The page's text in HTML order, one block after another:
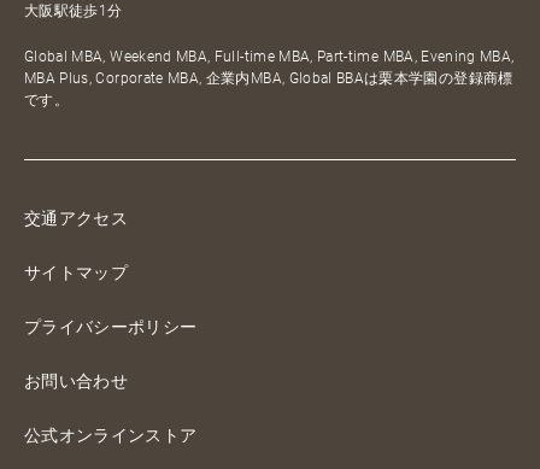
大阪駅徒歩1分
Global MBA, Weekend MBA, Full-time MBA, Part-time MBA, Evening MBA,
MBA Plus, Corporate MBA, 企業内MBA, Global BBAは栗本学園の登録商標
です。
交通アクセス
サイトマップ
プライバシーポリシー
お問い合わせ
公式オンラインストア